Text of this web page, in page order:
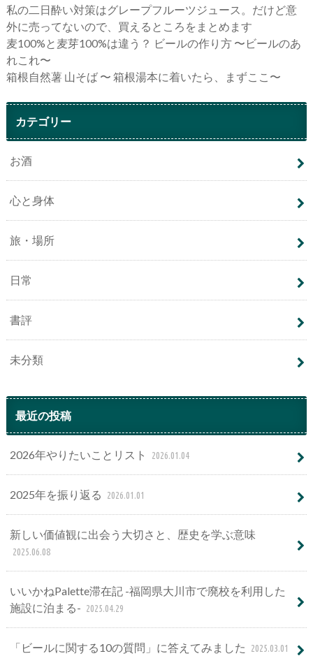
私の二日酔い対策はグレープフルーツジュース。だけど意
外に売ってないので、買えるところをまとめます
麦100%と麦芽100%は違う？ ビールの作り方 〜ビールのあ
れこれ〜
箱根自然薯 山そば 〜 箱根湯本に着いたら、まずここ〜
カテゴリー
お酒
心と身体
旅・場所
日常
書評
未分類
最近の投稿
2026年やりたいことリスト 2026.01.04
2025年を振り返る 2026.01.01
新しい価値観に出会う大切さと、歴史を学ぶ意味
2025.06.08
いいかねPalette滞在記 -福岡県大川市で廃校を利用した
施設に泊まる- 2025.04.29
「ビールに関する10の質問」に答えてみました 2025.03.01